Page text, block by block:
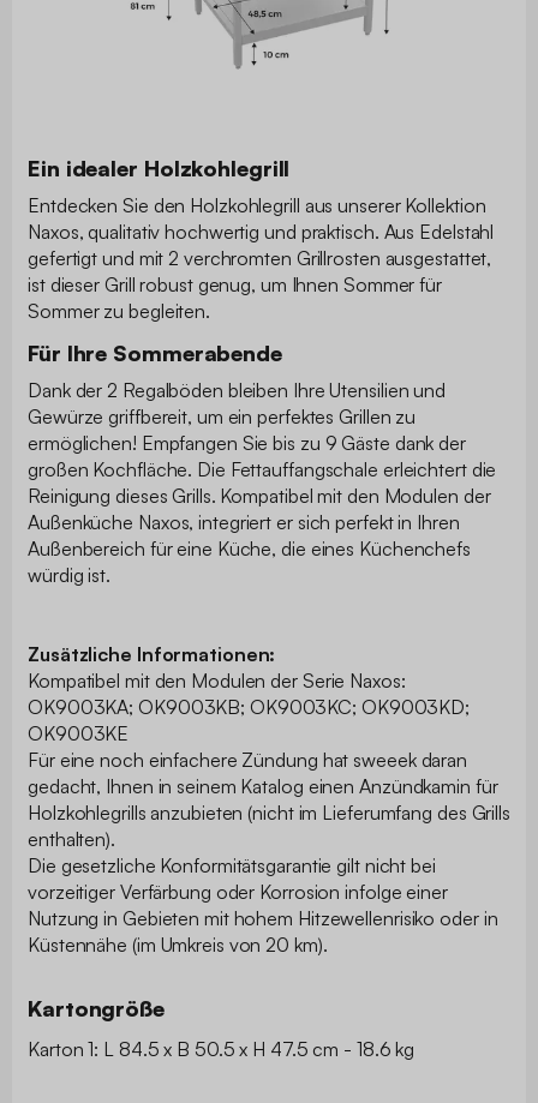
Ein idealer Holzkohlegrill
Entdecken Sie den Holzkohlegrill aus unserer Kollektion
Naxos, qualitativ hochwertig und praktisch. Aus Edelstahl
gefertigt und mit 2 verchromten Grillrosten ausgestattet,
ist dieser Grill robust genug, um Ihnen Sommer für
Sommer zu begleiten.
Für Ihre Sommerabende
Dank der 2 Regalböden bleiben Ihre Utensilien und
Gewürze griffbereit, um ein perfektes Grillen zu
ermöglichen! Empfangen Sie bis zu 9 Gäste dank der
großen Kochfläche. Die Fettauffangschale erleichtert die
Reinigung dieses Grills. Kompatibel mit den Modulen der
Außenküche Naxos, integriert er sich perfekt in Ihren
Außenbereich für eine Küche, die eines Küchenchefs
würdig ist.
Zusätzliche Informationen:
Kompatibel mit den Modulen der Serie Naxos:
OK9003KA; OK9003KB; OK9003KC; OK9003KD;
OK9003KE
Für eine noch einfachere Zündung hat sweeek daran
gedacht, Ihnen in seinem Katalog einen Anzündkamin für
Holzkohlegrills anzubieten (nicht im Lieferumfang des Grills
enthalten).
Die gesetzliche Konformitätsgarantie gilt nicht bei
vorzeitiger Verfärbung oder Korrosion infolge einer
Nutzung in Gebieten mit hohem Hitzewellenrisiko oder in
Küstennähe (im Umkreis von 20 km).
Kartongröße
Karton 1: L 84.5 x B 50.5 x H 47.5 cm - 18.6 kg